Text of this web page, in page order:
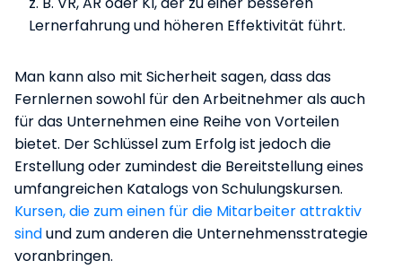
Lernerfahrung und höheren Effektivität führt.
Man kann also mit Sicherheit sagen, dass das
Fernlernen sowohl für den Arbeitnehmer als auch
für das Unternehmen eine Reihe von Vorteilen
bietet. Der Schlüssel zum Erfolg ist jedoch die
Erstellung oder zumindest die Bereitstellung eines
umfangreichen Katalogs von Schulungskursen.
Kursen, die zum einen für die Mitarbeiter attraktiv
sindund zum anderen die Unternehmensstrategie
voranbringen.